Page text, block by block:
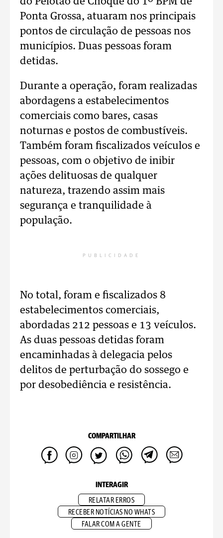
Ponta Grossa, atuaram nos principais
pontos de circulação de pessoas nos
municípios. Duas pessoas foram
detidas.
Durante a operação, foram realizadas
abordagens a estabelecimentos
comerciais como bares, casas
noturnas e postos de combustíveis.
Também foram fiscalizados veículos e
pessoas, com o objetivo de inibir
ações delituosas de qualquer
natureza, trazendo assim mais
segurança e tranquilidade à
população.
PUBLICIDADE
No total, foram e fiscalizados 8
estabelecimentos comerciais,
abordadas 212 pessoas e 13 veículos.
As duas pessoas detidas foram
encaminhadas à delegacia pelos
delitos de perturbação do sossego e
por desobediência e resistência.
COMPARTILHAR
INTERAGIR
RELATAR ERROS
RECEBER NOTÍCIAS NO WHATS
FALAR COM A GENTE